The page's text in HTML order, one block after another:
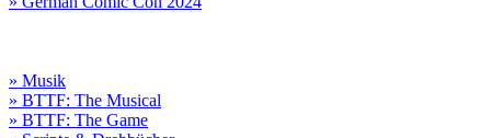
» Musik
» BTTF: The Musical
» BTTF: The Game